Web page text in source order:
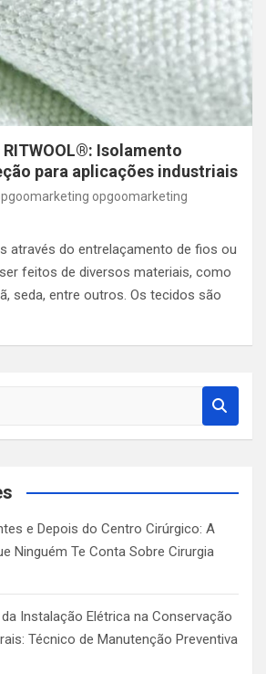
Isolamento
para aplicações industriais
opgoomarketing
através do entrelaçamento de fios ou
feitos de diversos materiais, como
seda, entre outros. Os tecidos são
e Depois do Centro Cirúrgico: A
Ninguém Te Conta Sobre Cirurgia
Instalação Elétrica na Conservação
Técnico de Manutenção Preventiva